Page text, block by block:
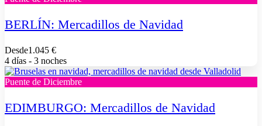
BERLÍN: Mercadillos de Navidad
Desde1.045 €
4 días - 3 noches
Puente de Diciembre
EDIMBURGO: Mercadillos de Navidad